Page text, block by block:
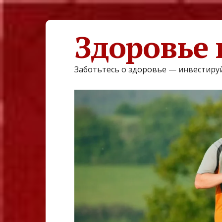
Заботьтесь о здоровье —